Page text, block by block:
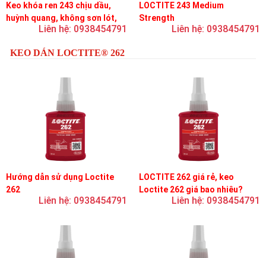
Keo khóa ren 243 chịu dầu,
huỳnh quang, không sơn lót,
dễ tháo rời, độ bền trung bình
Liên hệ: 0938454791
LOCTITE 243 Medium
Strength
Liên hệ: 0938454791
KEO DÁN LOCTITE® 262
Hướng dẫn sử dụng Loctite
262
Liên hệ: 0938454791
LOCTITE 262 giá rẻ, keo
Loctite 262 giá bao nhiêu?
Liên hệ: 0938454791